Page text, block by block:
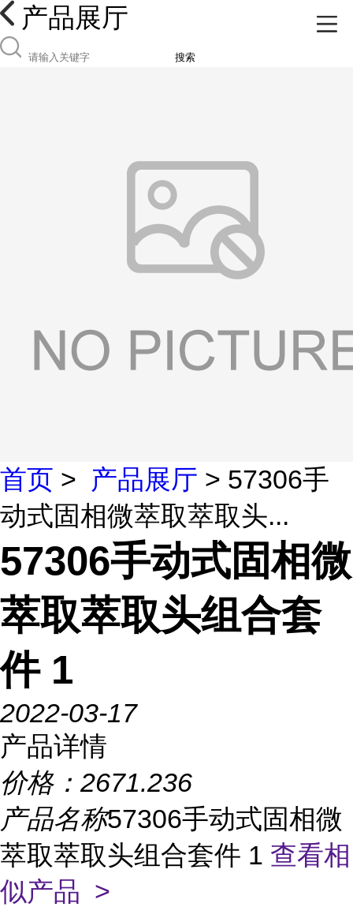
产品展厅
搜索
首页 > 产品展厅 > 57306手
动式固相微萃取萃取头...
57306手动式固相微
萃取萃取头组合套
件 1
2022-03-17
产品详情
价格： 2671.236
产品名称57306手动式固相微
萃取萃取头组合套件 1 查看相
似产品 >